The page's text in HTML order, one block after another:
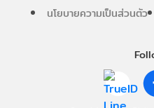
นโยบายความเป็นส่วนตัว